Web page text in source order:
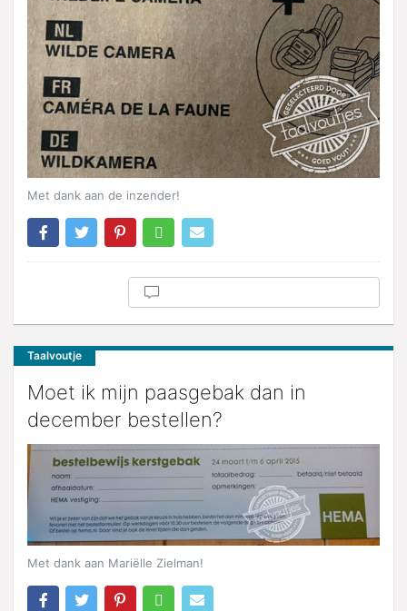
Met dank aan de inzender!
Taalvoutje
Moet ik mijn paasgebak dan in
december bestellen?
Met dank aan Mariëlle Zielman!